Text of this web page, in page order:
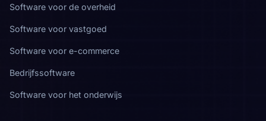
Software voor de overheid
Software voor vastgoed
Software voor e-commerce
Bedrijfssoftware
Software voor het onderwijs